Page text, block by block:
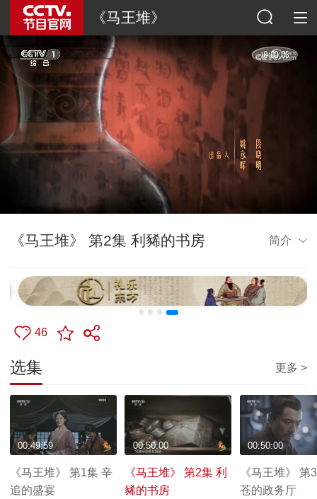
《马王堆》
《马王堆》 第2集 利豨的书房 简介
46
选集 更多 >
《马王堆》 第1集 辛
追的盛宴
00:49:59
《马王堆》 第2集 利
豨的书房
00:50:00
《马王堆》 第
苍的政务厅
00:50:00